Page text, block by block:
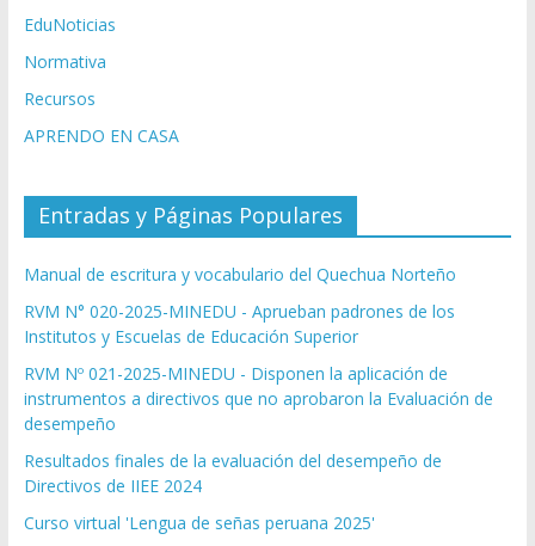
EduNoticias
Normativa
Recursos
APRENDO EN CASA
Entradas y Páginas Populares
Manual de escritura y vocabulario del Quechua Norteño
RVM N° 020-2025-MINEDU - Aprueban padrones de los
Institutos y Escuelas de Educación Superior
RVM Nº 021-2025-MINEDU - Disponen la aplicación de
instrumentos a directivos que no aprobaron la Evaluación de
desempeño
Resultados finales de la evaluación del desempeño de
Directivos de IIEE 2024
Curso virtual 'Lengua de señas peruana 2025'